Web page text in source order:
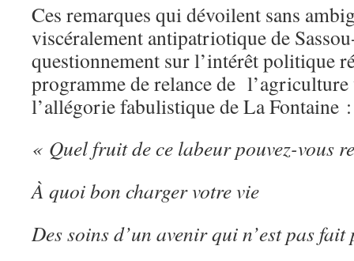
Ces remarques qui dévoilent sans
viscéralement antipatriotique de
questionnement sur l’intérêt politique
programme de relance de l’agriculture
l’allégorie fabulistique de La Fontaine :
« Quel fruit de ce labeur pouvez-vous
À quoi bon charger votre vie
Des soins d’un avenir qui n’est pas